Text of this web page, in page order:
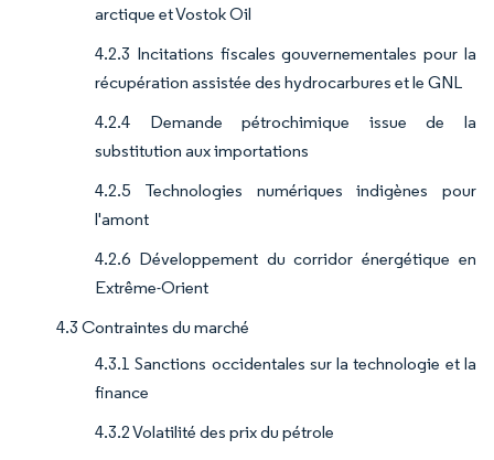
arctique et Vostok Oil
4.2.3 Incitations fiscales gouvernementales pour la
récupération assistée des hydrocarbures et le GNL
4.2.4 Demande pétrochimique issue de la
substitution aux importations
4.2.5 Technologies numériques indigènes pour
l'amont
4.2.6 Développement du corridor énergétique en
Extrême-Orient
4.3 Contraintes du marché
4.3.1 Sanctions occidentales sur la technologie et la
finance
4.3.2 Volatilité des prix du pétrole